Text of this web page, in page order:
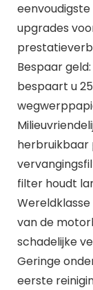
upgrades
Bespaar
bespaart u
herbruikbaar
filter houdt
van de
schadelijke
Geringe
eerste